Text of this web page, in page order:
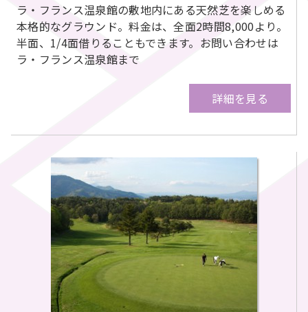
ラ・フランス温泉館の敷地内にある天然芝を楽しめる
本格的なグラウンド。料金は、全面2時間8,000より。
半面、1/4面借りることもできます。お問い合わせは
ラ・フランス温泉館まで
詳細を見る